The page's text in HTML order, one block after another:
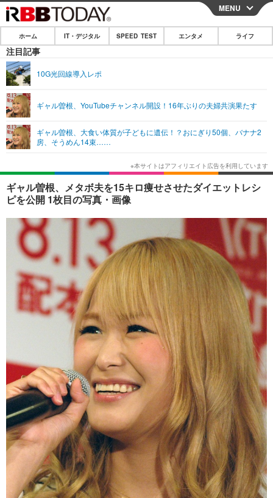
CLOSE
ホーム
IT・デジタル
ショッピング その他
SPEED TEST
エンタメ
エンタメTOP
韓国・芸能
音楽 スポーツ
ショッピング その他
ライフ
ライフTOP グルメ
ペット ショッピング
その他
リリース一覧
プッシュ通知の停止方法
MENU
ホーム IT・デジタル SPEED TEST エンタメ ライフ
注目記事
10G光回線導入レポ
ギャル曽根、YouTubeチャンネル開設！16年ぶりの夫婦共演果たす
ギャル曽根、大食い体質が子どもに遺伝！？おにぎり50個、バナナ2
房、そうめん14束……
ギャル曽根、メタボ夫を15キロ痩せさせたダイエットレシ
ピを公開 1枚目の写真・画像